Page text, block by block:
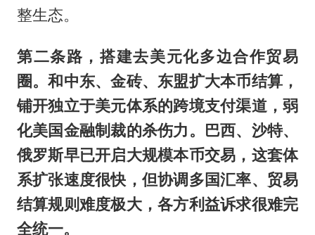
整生态。
第二条路，搭建去美元化多边合作贸易
圈。和中东、金砖、东盟扩大本币结算，
铺开独立于美元体系的跨境支付渠道，弱
化美国金融制裁的杀伤力。巴西、沙特、
俄罗斯早已开启大规模本币交易，这套体
系扩张速度很快，但协调多国汇率、贸易
结算规则难度极大，各方利益诉求很难完
全统一。